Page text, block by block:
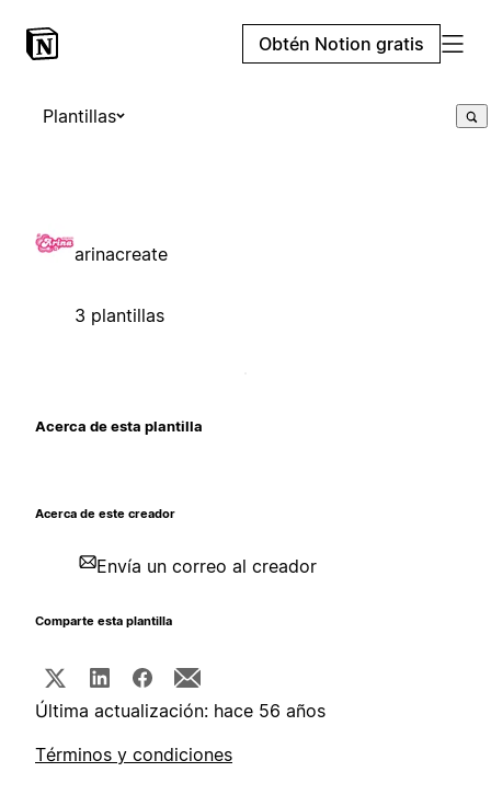
Obtén Notion gratis
Plantillas
arinacreate
3 plantillas
Acerca de esta plantilla
Acerca de este creador
Envía un correo al creador
Comparte esta plantilla
Última actualización: hace 56 años
Términos y condiciones